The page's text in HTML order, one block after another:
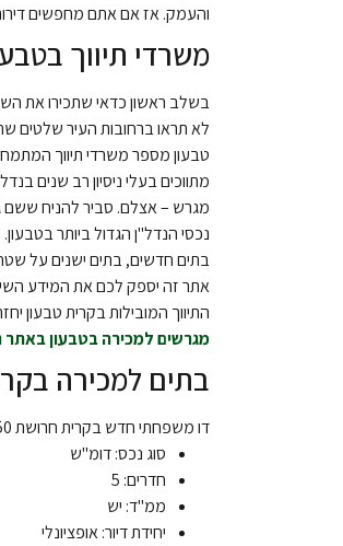
והעמק. אז אם אתם מחפשים
משרדי תיווך
בשלב ראשון כדאי שתכירו את
לא תראו ברחובות העיר שלטים
טבעון מספר משרדי תיווך
מתווכים בעלי ניסיון רב שנים
מגרש – אצלם. סביר להניח ששם
נכסי הנדל"ן הגדול ביותר
בתים חדשים, בתים ישנים על
אתר זה יספק לכם את המידע
התיווך המובילות בקרית טבעון
מגרשים למכירה בטבעון באתר
בתים למכירה
דו משפחתי חדש בקרית חרושת 2.650
סוג נכס: דומ"ש
חדרים: 5
ממ"ד: יש
יחידת דיור: אופציונלי